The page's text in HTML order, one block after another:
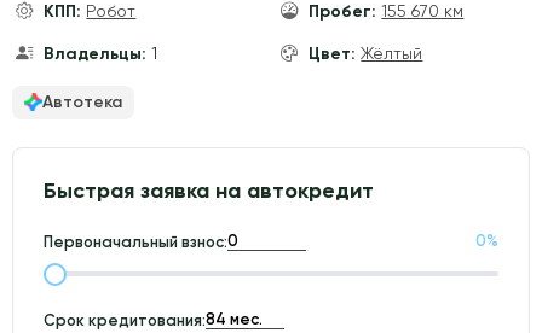
КПП: Робот Пробег: 155 670 км
Владельцы: 1 Цвет: Жёлтый
Автотека
Быстрая заявка на автокредит
Первоначальный взнос: 0%
Срок кредитования: